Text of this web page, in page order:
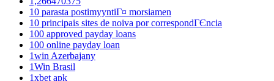
10 parasta postimyyntiГ¤ morsiamen
10 principais sites de noiva por correspondГЄncia
100 approved payday loans
100 online payday loan
1win Azerbajany
1Win Brasil
1xbet apk